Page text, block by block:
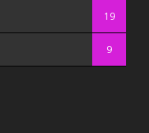
19
9